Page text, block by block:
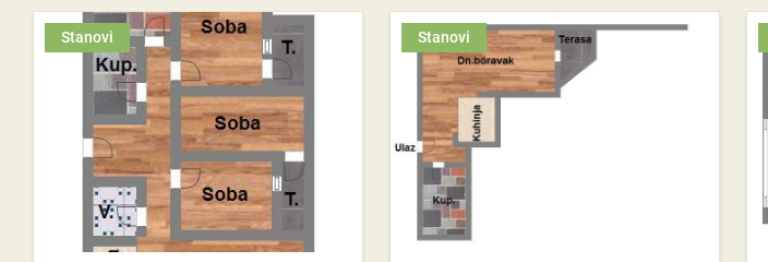
Stanovi Stanovi